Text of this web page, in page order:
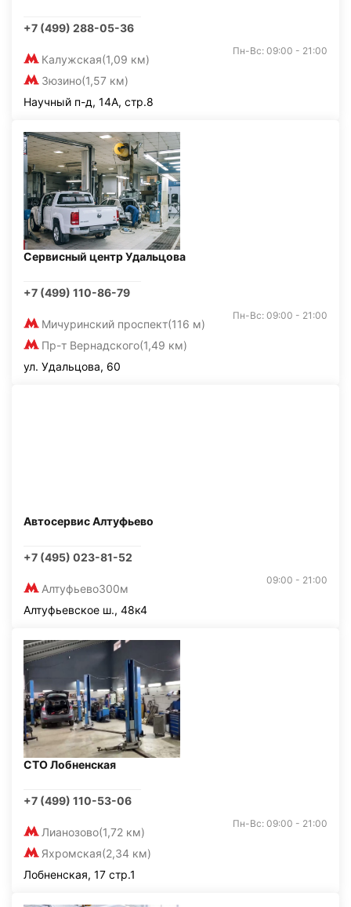
+7 (499) 288-05-36
Калужская(1,09 км)
Зюзино(1,57 км)
Пн-Вс: 09:00 - 21:00
Научный п-д, 14А, стр.8
Сервисный центр Удальцова
+7 (499) 110-86-79
Мичуринский проспект(116 м)
Пр-т Вернадского(1,49 км)
Пн-Вс: 09:00 - 21:00
ул. Удальцова, 60
Автосервис Алтуфьево
+7 (495) 023-81-52
Алтуфьево300м
09:00 - 21:00
Алтуфьевское ш., 48к4
СТО Лобненская
+7 (499) 110-53-06
Лианозово(1,72 км)
Яхромская(2,34 км)
Пн-Вс: 09:00 - 21:00
Лобненская, 17 стр.1